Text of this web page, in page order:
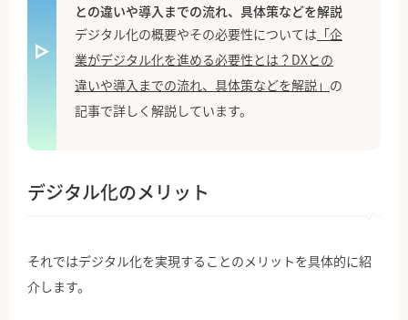
との違いや導入までの流れ、具体策などを解説
デジタル化の概要やその必要性については 「企
業がデジタル化を進める必要性とは？DXとの
違いや導入までの流れ、具体策などを解説」 の
記事で詳しく解説しています。
デジタル化のメリット
それではデジタル化を実現することのメリットを具体的に紹
介します。